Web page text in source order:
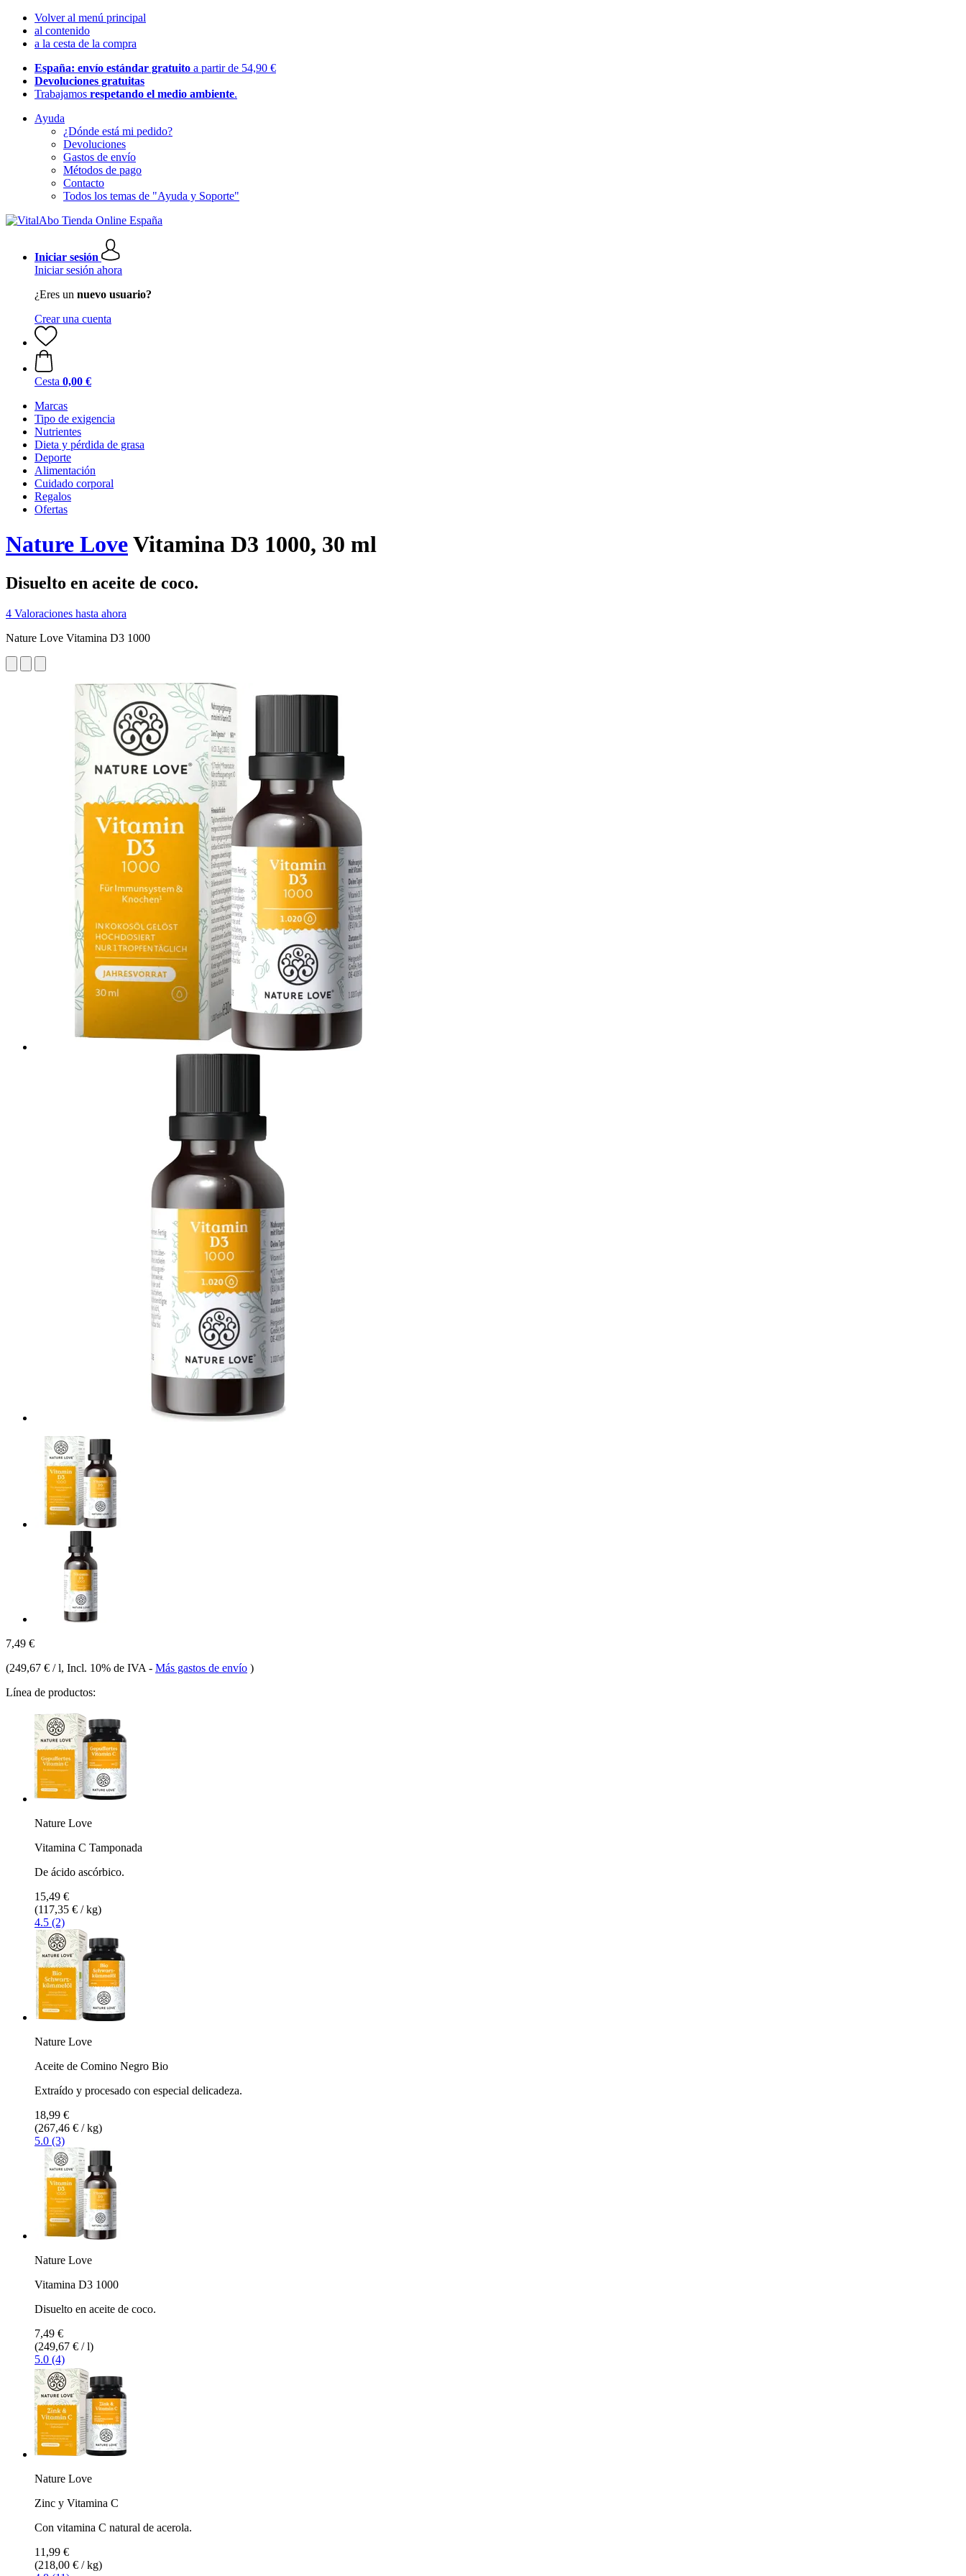
Volver al menú principal
al contenido
a la cesta de la compra
España: envío estándar gratuito a partir de 54,90 €
Devoluciones gratuitas
Trabajamos respetando el medio ambiente.
Ayuda
¿Dónde está mi pedido?
Devoluciones
Gastos de envío
Métodos de pago
Contacto
Todos los temas de "Ayuda y Soporte"
Iniciar sesión
Iniciar sesión ahora
¿Eres un nuevo usuario?
Crear una cuenta
Cesta 0,00 €
Marcas
Tipo de exigencia
Nutrientes
Dieta y pérdida de grasa
Deporte
Alimentación
Cuidado corporal
Regalos
Ofertas
Nature LoveVitamina D3 1000, 30 ml
Disuelto en aceite de coco.
4 Valoraciones hasta ahora
Nature Love Vitamina D3 1000
7,49 €
(249,67 € / l, Incl. 10% de IVA - Más gastos de envío )
Línea de productos:
Nature Love
Vitamina C Tamponada
De ácido ascórbico.
15,49 €
(117,35 € / kg)
4.5 (2)
Nature Love
Aceite de Comino Negro Bio
Extraído y procesado con especial delicadeza.
18,99 €
(267,46 € / kg)
5.0 (3)
Nature Love
Vitamina D3 1000
Disuelto en aceite de coco.
7,49 €
(249,67 € / l)
5.0 (4)
Nature Love
Zinc y Vitamina C
Con vitamina C natural de acerola.
11,99 €
(218,00 € / kg)